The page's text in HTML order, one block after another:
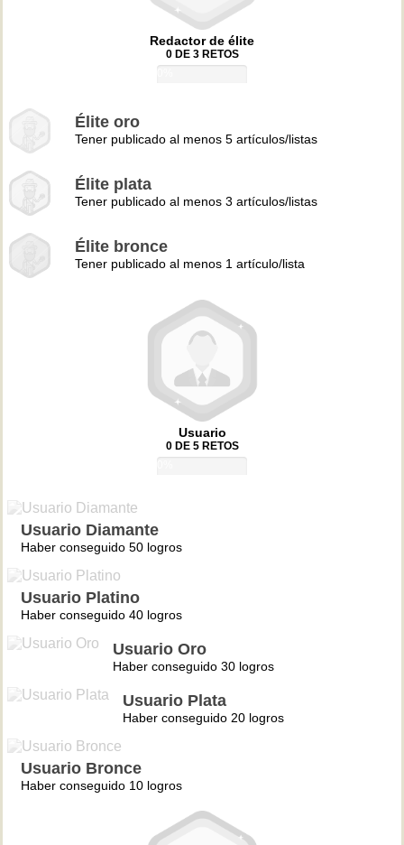
Redactor de élite
0 DE 3 RETOS
Élite oro
Tener publicado al menos 5 artículos/listas
Élite plata
Tener publicado al menos 3 artículos/listas
Élite bronce
Tener publicado al menos 1 artículo/lista
Usuario
0 DE 5 RETOS
Usuario Diamante
Haber conseguido 50 logros
Usuario Platino
Haber conseguido 40 logros
Usuario Oro
Haber conseguido 30 logros
Usuario Plata
Haber conseguido 20 logros
Usuario Bronce
Haber conseguido 10 logros